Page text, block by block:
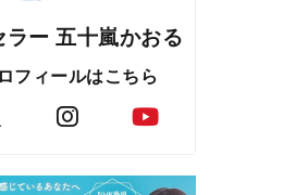
ー 五十嵐かおる
フィールはこちら